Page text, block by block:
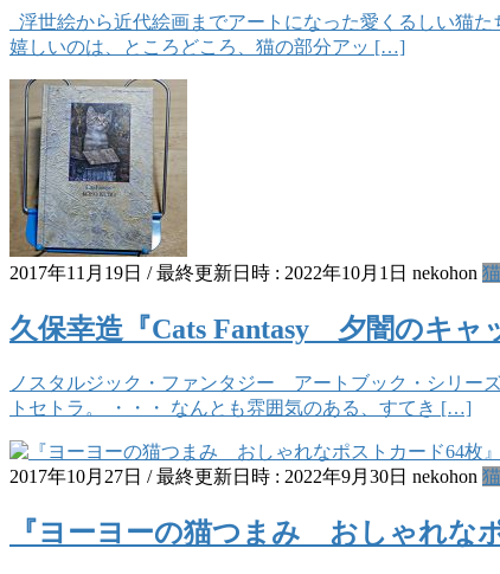
浮世絵から近代絵画までアートになった愛くるしい猫
嬉しいのは、ところどころ、猫の部分アッ […]
2017年11月19日 / 最終更新日時 : 2022年10月1日 nekohon
久保幸造『Cats Fantasy 夕闇のキャ
ノスタルジック・ファンタジー アートブック・シリー
トセトラ。 ・・・ なんとも雰囲気のある、すてき […]
2017年10月27日 / 最終更新日時 : 2022年9月30日 nekohon
『ヨーヨーの猫つまみ おしゃれな